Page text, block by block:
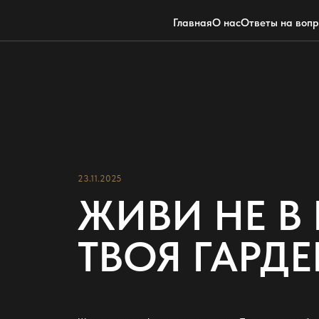
ГлавнаяО насОтветы на
23.11.2025
ЖИВИ НЕ
ТВОЯ